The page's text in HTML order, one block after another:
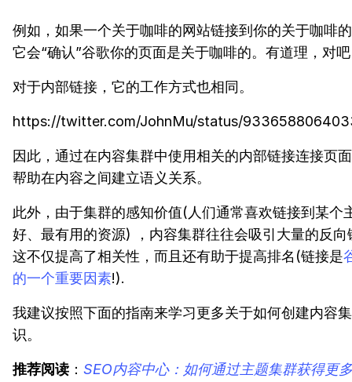
例如，如果一个关于咖啡的网站链接到你的关于咖啡
它会“确认”谷歌你的页面是关于咖啡的。有道理，对
对于内部链接，它的工作方式也相同。
https://twitter.com/JohnMu/status/
因此，通过在内容集群中使用相关的内部链接连接页
帮助在内容之间建立语义关系。
此外，由于集群的感知价值(人们通常喜欢链接到某个
好、最有用的资源) ，内容集群往往会吸引大量的反向
这不仅提高了相关性，而且还有助于提高排名(链接是
的一个重要因素!).
我建议按照下面的指南来学习更多关于如何创建内容
识。
推荐阅读 ： SEO内容中心：如何通过主题集群获得更